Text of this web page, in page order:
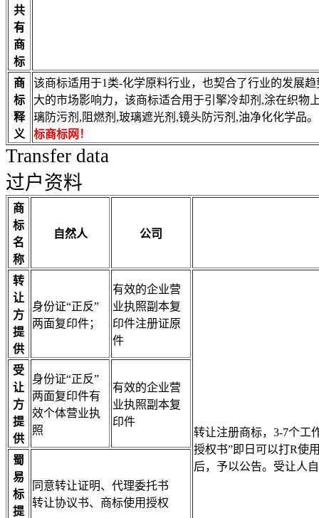
共
有
商
标
商
标
释
义
该商标适用于1类-化学原料行业，也契合了行业的发展
大的市场影响力，该商标适合用于引擎冷却剂,涂在织物
璃防污剂,阻燃剂,玻璃遮光剂,镜头防污剂,油净化化学品。
标商标网！
Transfer data
过户资料
商
标
名
称
自然人 公司
转
让
方
提
供
身份证“正反”
两面复印件；
有效的企业营
业执照副本复
印件注册证原
件
转让注册商标，3-7个工
授权书”即日可以打R使
后，予以公告。受让人
受
让
方
提
供
身份证“正反”
两面复印件有
效个体营业执
照
有效的企业营
业执照副本复
印件
蜀
易
标
提
同意转让证明、代理委托书
转让协议书、商标使用授权